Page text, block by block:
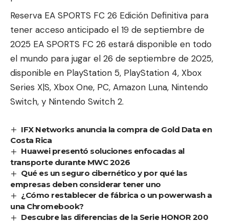
Reserva EA SPORTS FC 26 Edición Definitiva para
tener acceso anticipado el 19 de septiembre de
2025 EA SPORTS FC 26 estará disponible en todo
el mundo para jugar el 26 de septiembre de 2025,
disponible en PlayStation 5, PlayStation 4, Xbox
Series X|S, Xbox One, PC, Amazon Luna, Nintendo
Switch, y Nintendo Switch 2.
IFX Networks anuncia la compra de Gold Data en
Costa Rica
Huawei presentó soluciones enfocadas al
transporte durante MWC 2026
Qué es un seguro cibernético y por qué las
empresas deben considerar tener uno
¿Cómo restablecer de fábrica o un powerwash a
una Chromebook?
Descubre las diferencias de la Serie HONOR 200